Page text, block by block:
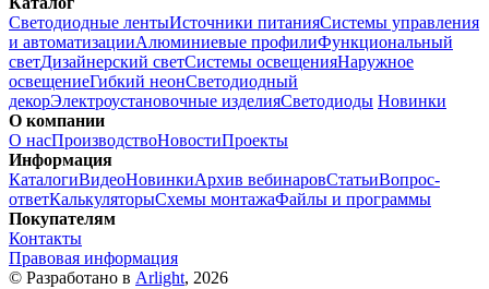
Светодиодные лентыИсточники питанияСистемы управления
и автоматизацииАлюминиевые профилиФункциональный
светДизайнерский светСистемы освещенияНаружное
освещениеГибкий неонСветодиодный
декорЭлектроустановочные изделияСветодиоды Новинки
О компании
О насПроизводствоНовостиПроекты
Информация
КаталогиВидеоНовинкиАрхив вебинаровСтатьиВопрос-
ответКалькуляторыСхемы монтажаФайлы и программы
Покупателям
Контакты
Правовая информация
© Разработано в Arlight, 2026